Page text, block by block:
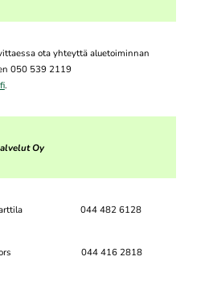
ota yhteyttä aluetoiminnan
050 539 2119
.
Oy
Marttila 044 482 6128
Lindfors 044 416 2818